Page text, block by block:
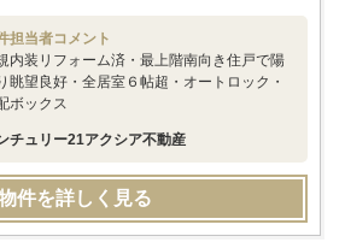
担当者コメント
内装リフォーム済・最上階南向き住戸で陽
眺望良好・全居室６帖超・オートロック・
ボックス
チュリー21アクシア不動産
件を詳しく見る